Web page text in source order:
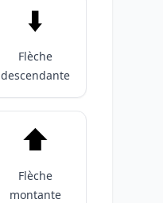
⬇️
Flèche
descendante
⬆️
Flèche
montante